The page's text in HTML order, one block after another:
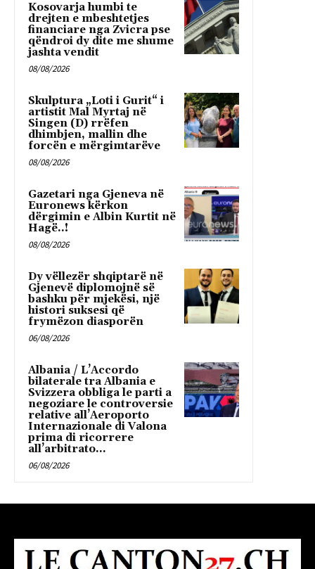
Kosovarja humbi te
drejten e mbeshtetjes
financiare nga Zvicra pse
qëndroi dy dite me shume
jashta vendit
08/08/2026
Skulptura „Loti i Gurit“ i
artistit Mal Myrtaj në
Singen (D) rrëfen
dhimbjen, mallin dhe
forcën e mërgimtarëve
08/08/2026
Gazetari nga Gjeneva në
Euronews kërkon
dërgimin e Albin Kurtit në
Hagë..!
08/08/2026
Dy vëllezër shqiptarë në
Gjenevë diplomojnë së
bashku për mjekësi, një
histori suksesi që
frymëzon diasporën
06/08/2026
Albania / L’Accordo
bilaterale tra Albania e
Svizzera obbliga le parti a
negoziare le controversie
relative all’Aeroporto
Internazionale di Valona
prima di ricorrere
all’arbitrato...
06/08/2026